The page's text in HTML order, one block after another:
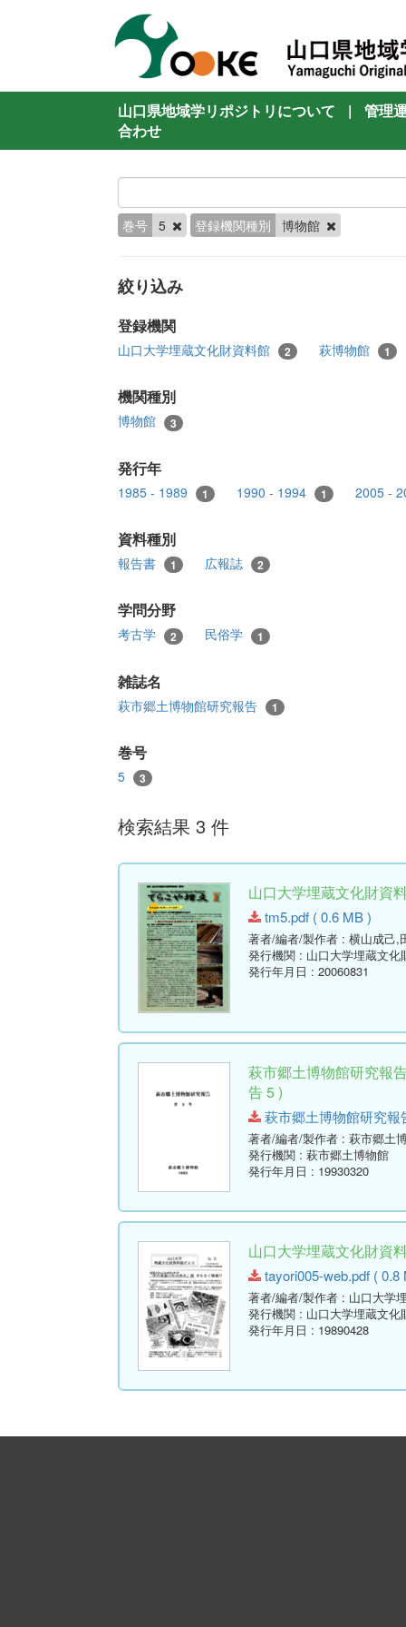
山口県地域学リポジトリについて |
管理
合わせ
巻号 5 登録機関種別 博物館
絞り込み
登録機関
山口大学埋蔵文化財資料館 2 萩博物館 1
機関種別
博物館 3
発行年
1985 - 1989 1 1990 - 1994 1 2005 -
資料種別
報告書 1 広報誌 2
学問分野
考古学 2 民俗学 1
雑誌名
萩市郷土博物館研究報告 1
巻号
5 3
検索結果 3 件
山口大学埋蔵文化財
tm5.pdf ( 0.6 MB )
著者/編者/製作者 : 横山成己,
発行機関 : 山口大学埋蔵文化
発行年月日 : 20060831
萩市郷土博物館研究報
告 5 )
萩市郷土博物館研究報
著者/編者/製作者 : 萩市郷土
発行機関 : 萩市郷土博物館
発行年月日 : 19930320
山口大学埋蔵文化財資
tayori005-web.pdf ( 0.8
著者/編者/製作者 : 山口大学
発行機関 : 山口大学埋蔵文化
発行年月日 : 19890428